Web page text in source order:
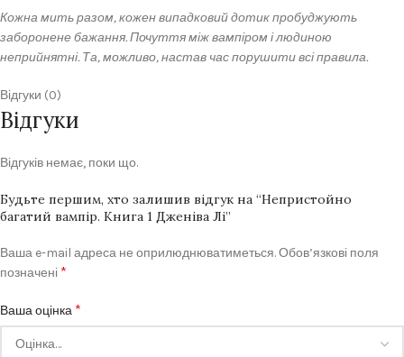
Кожна мить разом, кожен випадковий дотик пробуджують
заборонене бажання. Почуття між вампіром і людиною
неприйнятні. Та, можливо, настав час порушити всі правила.
Відгуки (0)
Відгуки
Відгуків немає, поки що.
Будьте першим, хто залишив відгук на “Непристойно
багатий вампір. Книга 1 Дженіва Лі”
Ваша e-mail адреса не оприлюднюватиметься.Обов’язкові поля
позначені *
Ваша оцінка *